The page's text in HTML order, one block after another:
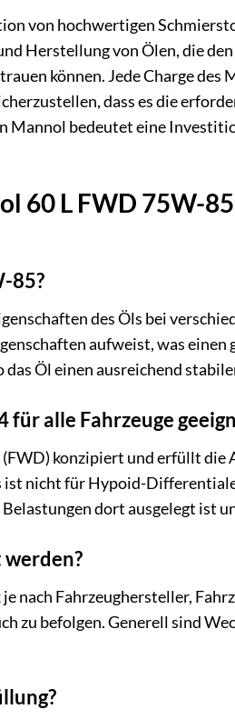
von hochwertigen
Herstellung von Ölen, die
können. Jede Charge
dass es die
bedeutet eine
60 L FWD 75W-
85?
des Öls bei
aufweist, was einen
Öl einen ausreichend
alle Fahrzeuge
konzipiert und erfüllt die
nicht für Hypoid-
dort ausgelegt ist
nach Fahrzeughersteller,
zu befolgen. Generell sind